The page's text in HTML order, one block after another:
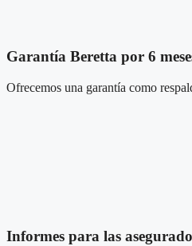
Garantía Beretta por 6
Ofrecemos una garantía como
Informes para las